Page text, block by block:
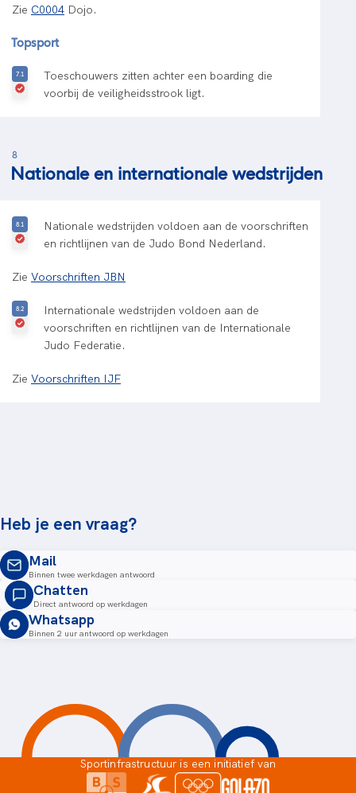
Zie C0004 Dojo.
Topsport
Toeschouwers zitten achter een boarding die
voorbij de veiligheidsstrook ligt.
8
Nationale en internationale wedstrijden
Nationale wedstrijden voldoen aan de voorschriften
en richtlijnen van de Judo Bond Nederland.
Zie Voorschriften JBN
Internationale wedstrijden voldoen aan de
voorschriften en richtlijnen van de Internationale
Judo Federatie.
Zie Voorschriften IJF
Heb je een vraag?
Mail
Binnen twee werkdagen antwoord
Chatten
Direct antwoord op werkdagen
Whatsapp
Binnen 2 uur antwoord op werkdagen
Sportinfrastructuur is een initiatief van